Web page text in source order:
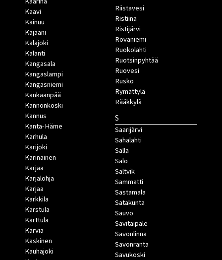
Kaavi
Kainuu
Kajaani
Kalajoki
Kalanti
Kangasala
Kangaslampi
Kangasniemi
Kankaanpää
Kannonkoski
Kannus
Kanta-Häme
Karhula
Karijoki
Karinainen
Karjaa
Karjalohja
Karjaa
Karkkila
Karstula
Karttula
Karvia
Kaskinen
Kauhajoki
Riistavesi
Ristiina
Ristijärvi
Rovaniemi
Ruokolahti
Ruotsinpyhtää
Ruovesi
Rusko
Rymättylä
Rääkkylä
S
Saarijärvi
Sahalahti
Salla
Salo
Saltvik
Sammatti
Sastamala
Satakunta
Sauvo
Savitaipale
Savonlinna
Savonranta
Savukoski